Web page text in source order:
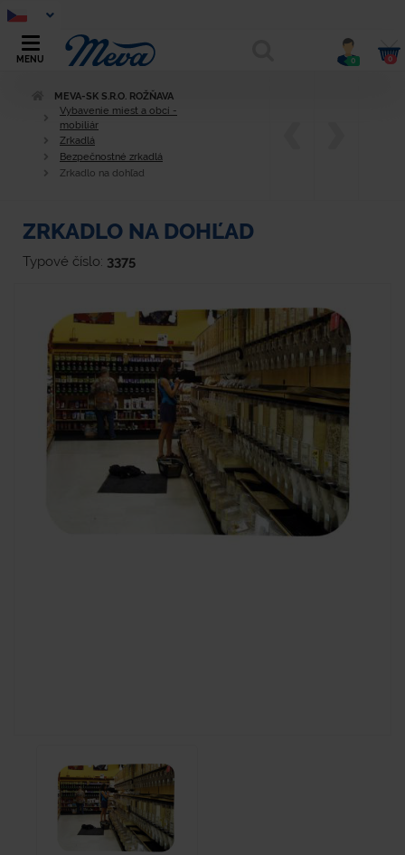
MENU 0 0
MEVA-SK S.R.O. ROŽŇAVA
Vybavenie miest a obcí -
mobiliár
Zrkadlá
Bezpečnostné zrkadlá
Zrkadlo na dohľad
ZRKADLO NA DOHĽAD
Typové číslo: 3375